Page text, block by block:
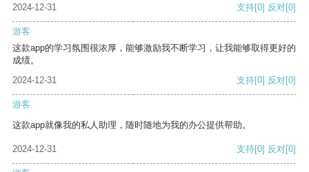
2024-12-31
支持[0] 反对[0]
游客
这款app的学习氛围很浓厚，能够激励我不断学习，让我能够取得更好的
成绩。
2024-12-31
支持[0] 反对[0]
游客
这款app就像我的私人助理，随时随地为我的办公提供帮助。
2024-12-31 支持[0] 反对[0]